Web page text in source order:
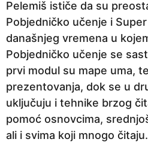
Pelemiš ističe da su
Pobjedničko učenje i
današnjeg vremena u
Pobjedničko učenje se
prvi modul su mape uma,
prezentovanja, dok se u
uključuju i tehnike brzog
pomoć osnovcima,
ali i svima koji mnogo